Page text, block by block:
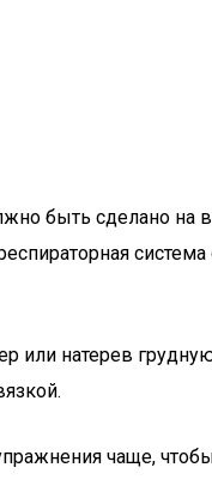
быть сделано на
или натерев
чаще,